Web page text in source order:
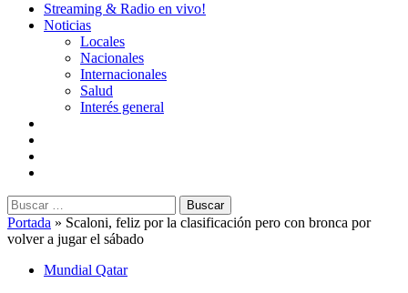
Streaming & Radio en vivo!
Noticias
Locales
Nacionales
Internacionales
Salud
Interés general
Buscar:
Portada » Scaloni, feliz por la clasificación pero con bronca por
volver a jugar el sábado
Mundial Qatar